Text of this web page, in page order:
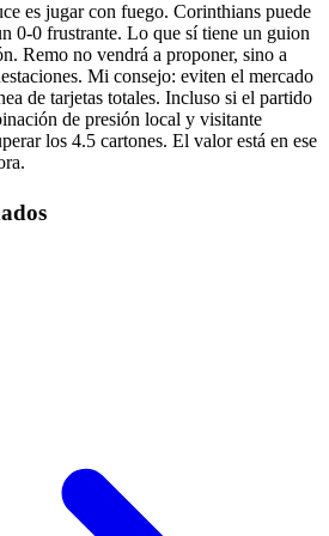
es jugar con fuego. Corinthians puede
0-0 frustrante. Lo que sí tiene un guion
Remo no vendrá a proponer, sino a
Mi consejo: eviten el mercado
de tarjetas totales. Incluso si el partido
de presión local y visitante
los 4.5 cartones. El valor está en ese